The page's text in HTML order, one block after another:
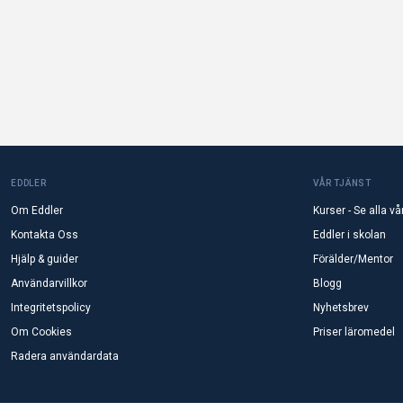
EDDLER
Om Eddler
Kontakta Oss
Hjälp & guider
Användarvillkor
Integritetspolicy
Om Cookies
Radera användardata
VÅR TJÄNST
Kurser - Se alla
Eddler i skolan
Förälder/Mentor
Blogg
Nyhetsbrev
Priser läromedel